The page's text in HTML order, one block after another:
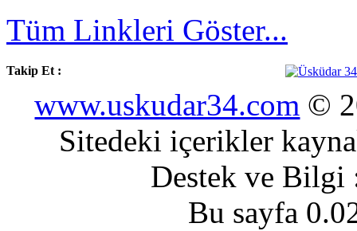
Tüm Linkleri Göster...
Takip Et :
www.uskudar34.com ©
Sitedeki içerikler
Destek ve
Bu sayfa